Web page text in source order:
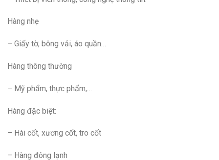
Hàng nhẹ
– Giấy tờ, bông vải, áo quần…
Hàng thông thường
– Mỹ phẩm, thực phẩm,…
Hàng đặc biệt:
– Hài cốt, xương cốt, tro cốt
– Hàng đông lạnh